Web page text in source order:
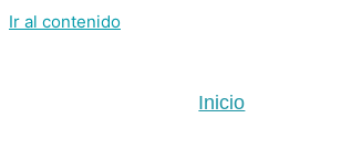
Ir al contenido
Inicio